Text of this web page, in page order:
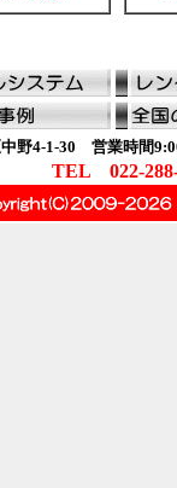
野4-1-30 営業時間
TEL 022-